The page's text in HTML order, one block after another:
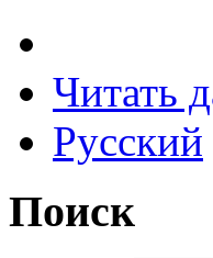
Читать
Русский
Поиск